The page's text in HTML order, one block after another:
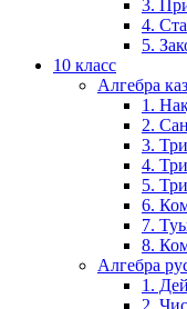
3.
4.
5.
10 класс
Алгебра каз
1.
2.
3.
4.
5.
6.
7.
8.
Алгебра
1.
2.